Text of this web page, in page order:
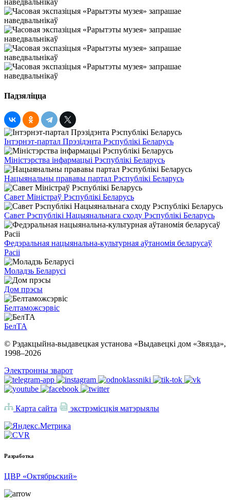
Падзяліцца
Інтэрнэт-партал Прэзідэнта Рэспублікі Беларусь
Міністэрства інфармацыі Рэспублікі Беларусь
Нацыянальны прававы партал Рэспублікі Беларусь
Савет Міністраў Рэспублікі Беларусь
Савет Рэспублікі Нацыянальнага сходу Рэспублікі Беларусь
Федэральная нацыянальна-культурная аўтаномія беларусаў
Расіі
Моладзь Беларусі
Дом прэсы
Белтаможсэрвіс
БелТА
© Рэдакцыйна-выдавецкая установа «Выдавецкі дом «Звязда»,
1998–2026
Электронны зварот
Карта сайта экстрэмісцкія матэрыялы
Разработка
ЦВР «Октябрьский»